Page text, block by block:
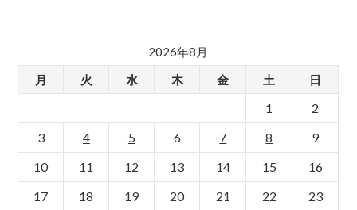
2026年8月
月
火 水 木 金 土 日
1
2
3
4 5 6 7 8
9
10
11 12 13 14 15
16
17
18 19 20 21 22 23